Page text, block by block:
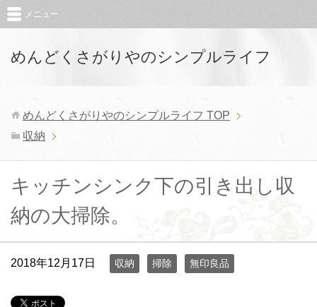
めんどくさがりやのシンプルライフ
メニュー
めんどくさがりやのシンプルライフ TOP
収納
キッチンシンク下の引き出し収
納の大掃除。
2018年12月17日 収納 掃除 無印良品